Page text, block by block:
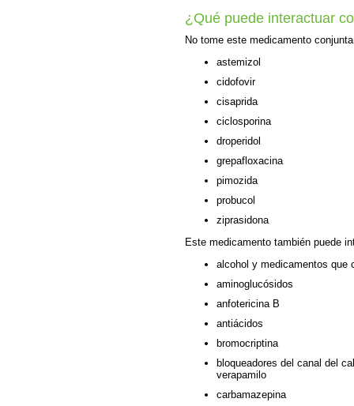
¿Qué puede interactuar
No tome este medicamento
astemizol
cidofovir
cisaprida
ciclosporina
droperidol
grepafloxacina
pimozida
probucol
ziprasidona
Este medicamento también puede
alcohol y medicamentos que
aminoglucósidos
anfotericina B
antiácidos
bromocriptina
bloqueadores del canal del
verapamilo
carbamazepina